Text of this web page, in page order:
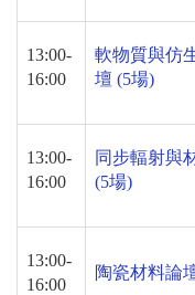
13:00-
16:00
軟物質與仿
壇 (5場)
13:00-
16:00
同步輻射與
(5場)
13:00-
16:00
陶瓷材料論